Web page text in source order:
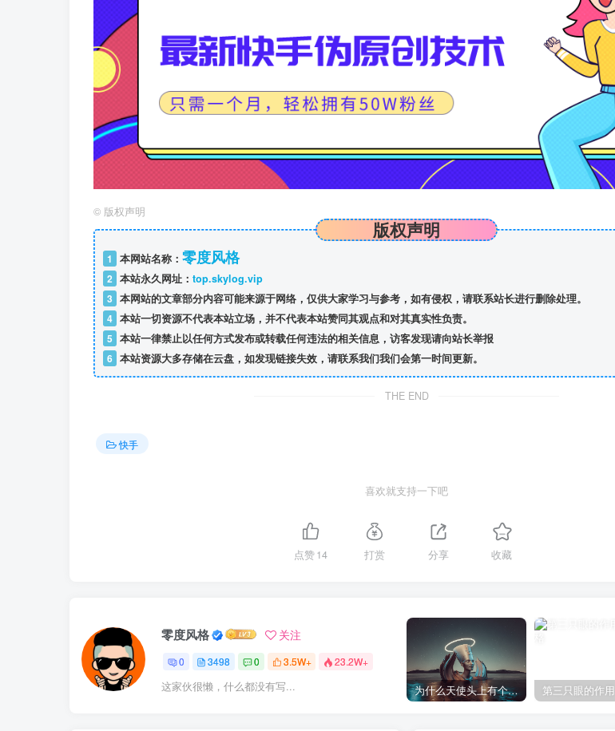
© 版权声明
版权声明
1 本网站名称： 零度风格
2 本站永久网址： top.skylog.vip
3 本网站的文章部分内容可能来源于网络，仅供大家学习与参考，如有侵权，请联系站长进行删除处理。
4 本站一切资源不代表本站立场，并不代表本站赞同其观点和对其真实性负责。
5 本站一律禁止以任何方式发布或转载任何违法的相关信息，访客发现请向站长举报
6 本站资源大多存储在云盘，如发现链接失效，请联系我们我们会第一时间更新。
THE END
快手
喜欢就支持一下吧
点赞14 打赏 分享 收藏
零度风格 关注
0 3498 0 3.5W+ 23.2W+
这家伙很懒，什么都没有写... 为什么天使头上有个圈？ 第三只眼的作用